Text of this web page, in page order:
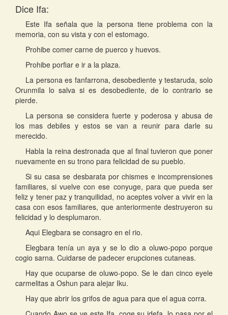
Dice Ifa:
Este Ifa señala que la persona tiene problema con la
memoria, con su vista y con el estomago.
Prohibe comer carne de puerco y huevos.
Prohibe porfiar e ir a la plaza.
La persona es fanfarrona, desobediente y testaruda, solo
Orunmila lo salva si es desobediente, de lo contrario se
pierde.
La persona se considera fuerte y poderosa y abusa de
los mas debiles y estos se van a reunir para darle su
merecido.
Habla la reina destronada que al final tuvieron que poner
nuevamente en su trono para felicidad de su pueblo.
Si su casa se desbarata por chismes e incomprensiones
familiares, si vuelve con ese conyuge, para que pueda ser
feliz y tener paz y tranquilidad, no aceptes volver a vivir en la
casa con esos familiares, que anteriormente destruyeron su
felicidad y lo desplumaron.
Aqui Elegbara se consagro en el rio.
Elegbara tenía un aya y se lo dio a oluwo-popo porque
cogio sarna. Cuidarse de padecer erupciones cutaneas.
Hay que ocuparse de oluwo-popo. Se le dan cinco eyele
carmelitas a Oshun para alejar Iku.
Hay que abrir los grifos de agua para que el agua corra.